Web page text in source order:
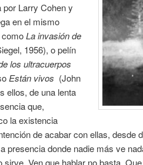
por Larry Cohen y
en el mismo
comoLa invasión de
1956), o pelín
los ultracuerpos
Están vivos (John
ellos, de una lenta
que,
la existencia
de acabar con ellas, desde
presencia donde nadie más ve
Ven que hablar no basta.